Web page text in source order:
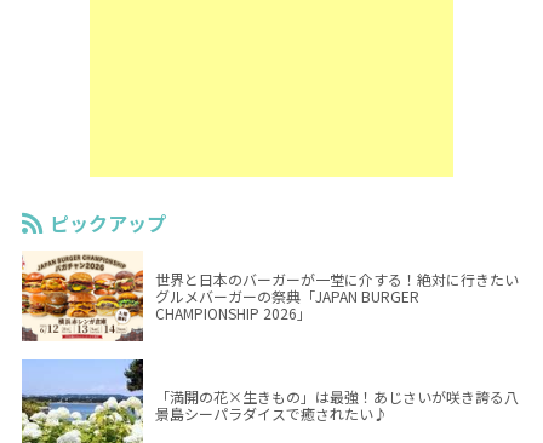
ピックアップ
世界と日本のバーガーが一堂に介する！絶対に行きたい
グルメバーガーの祭典「JAPAN BURGER
CHAMPIONSHIP 2026」
「満開の花×生きもの」は最強！あじさいが咲き誇る八
景島シーパラダイスで癒されたい♪